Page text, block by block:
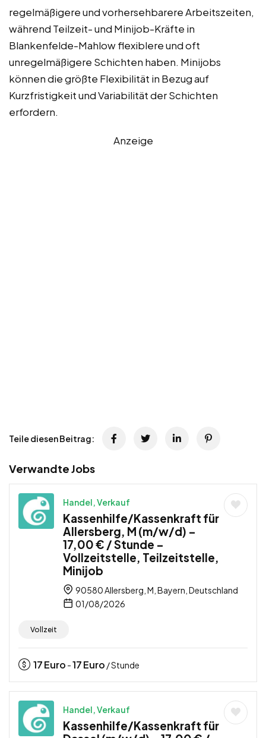
regelmäßigere und vorhersehbarere Arbeitszeiten,
während Teilzeit- und Minijob-Kräfte in
Blankenfelde-Mahlow flexiblere und oft
unregelmäßigere Schichten haben. Minijobs
können die größte Flexibilität in Bezug auf
Kurzfristigkeit und Variabilität der Schichten
erfordern.
Anzeige
Teile diesen Beitrag:
Verwandte Jobs
Handel, Verkauf
Kassenhilfe/Kassenkraft für
Allersberg, M (m/w/d) –
17,00 € / Stunde –
Vollzeitstelle, Teilzeitstelle,
Minijob
90580 Allersberg, M, Bayern, Deutschland
01/08/2026
Vollzeit
17Euro -17Euro / Stunde
Handel, Verkauf
Kassenhilfe/Kassenkraft für